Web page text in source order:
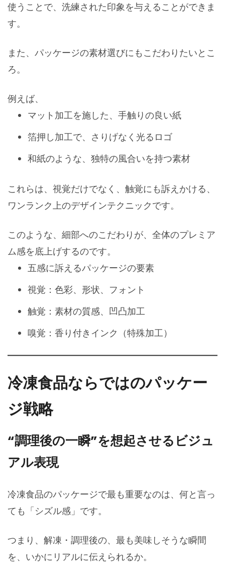
使うことで、洗練された印象を与えることができま
す。
また、パッケージの素材選びにもこだわりたいとこ
ろ。
例えば、
マット加工を施した、手触りの良い紙
箔押し加工で、さりげなく光るロゴ
和紙のような、独特の風合いを持つ素材
これらは、視覚だけでなく、触覚にも訴えかける、
ワンランク上のデザインテクニックです。
このような、細部へのこだわりが、全体のプレミア
ム感を底上げするのです。
五感に訴えるパッケージの要素
視覚：色彩、形状、フォント
触覚：素材の質感、凹凸加工
嗅覚：香り付きインク（特殊加工）
冷凍食品ならではのパッケー
ジ戦略
“調理後の一瞬”を想起させるビジュ
アル表現
冷凍食品のパッケージで最も重要なのは、何と言っ
ても「シズル感」です。
つまり、解凍・調理後の、最も美味しそうな瞬間
を、いかにリアルに伝えられるか。